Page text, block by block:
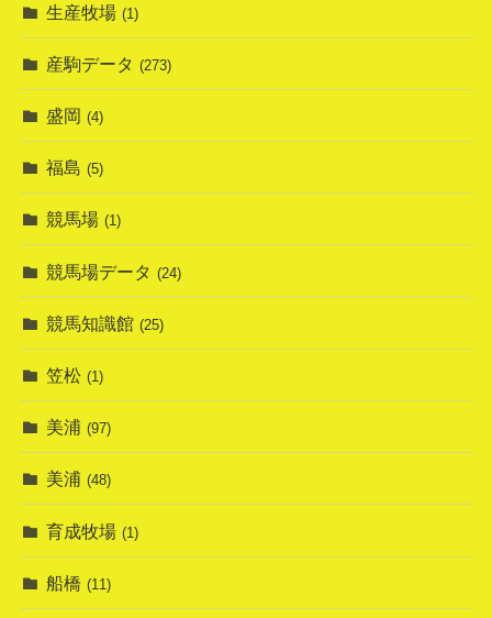
生産牧場 (1)
産駒データ (273)
盛岡 (4)
福島 (5)
競馬場 (1)
競馬場データ (24)
競馬知識館 (25)
笠松 (1)
美浦 (97)
美浦 (48)
育成牧場 (1)
船橋 (11)